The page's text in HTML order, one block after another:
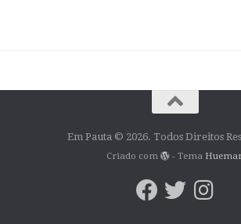
Em Pauta © 2026. Todos Direitos
Criado com - Tema